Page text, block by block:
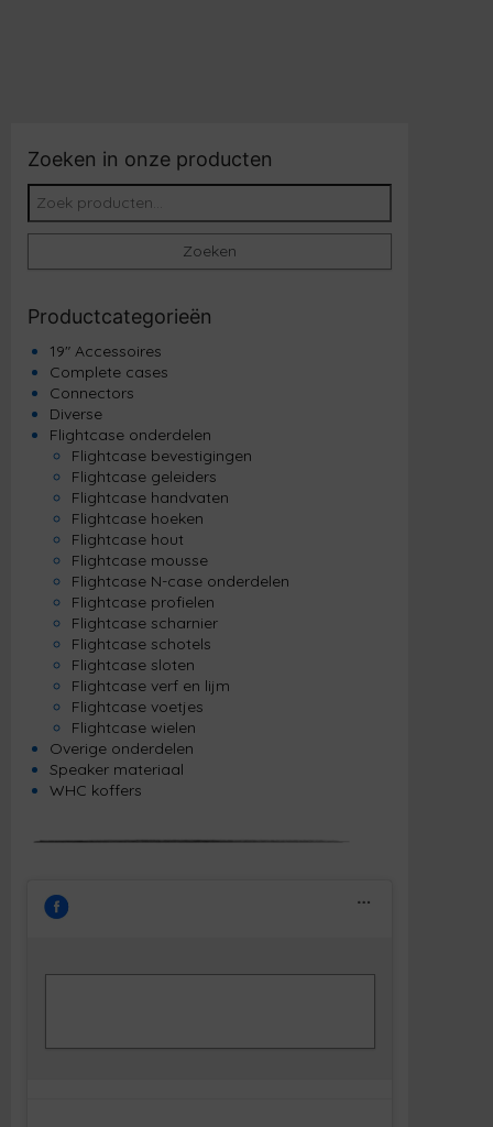
Zoeken in onze producten
Zoeken naar:
Zoeken
Productcategorieën
19" Accessoires
Complete cases
Connectors
Diverse
Flightcase onderdelen
Flightcase bevestigingen
Flightcase geleiders
Flightcase handvaten
Flightcase hoeken
Flightcase hout
Flightcase mousse
Flightcase N-case onderdelen
Flightcase profielen
Flightcase scharnier
Flightcase schotels
Flightcase sloten
Flightcase verf en lijm
Flightcase voetjes
Flightcase wielen
Overige onderdelen
Speaker materiaal
WHC koffers